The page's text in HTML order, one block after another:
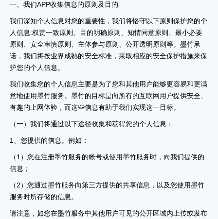
一、我们APP收集信息的原则及目的
我们深知个人信息对您的重要性，我们将恪守以下原则保护您的个
人信息:权责一致原则、目的明确原则、知情同意原则、最小必要
原则、安全审慎原则、主体参与原则、公开透明原则等。墨竹承
诺，我们将按业界成熟的安全标准，采取相应的安全保护措施来保
护您的个人信息。
我们收集您的个人信息主要是为了您和其他用户能够更容易和更满
意地使用墨竹服务。墨竹的目标是向所有的互联网用户提供安全、
有趣的上网体验，而这些信息有助于我们实现这一目标。
（一）我们将通过以下途径收集和获得您的个人信息：
1、您提供的信息。例如：
（1）您在注册墨竹服务的帐号或使用墨竹服务时，向我们提供的
信息；
（2）您通过墨竹服务向第三方提供的共享信息，以及您使用墨竹
服务时所存储的信息。
请注意，如您在墨竹服务中其他用户可见的公开区域内上传或发布